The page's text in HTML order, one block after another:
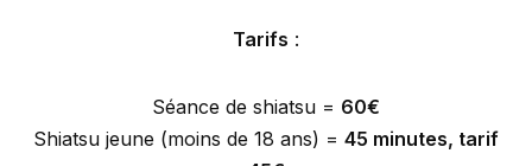
Tarifs :
Séance de shiatsu = 60€
Shiatsu jeune (moins de 18 ans) = 45 minutes, tarif